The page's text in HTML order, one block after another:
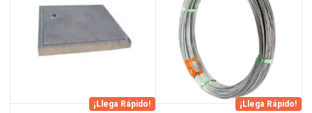
¡Llega Rápido! ¡Llega Rápido!